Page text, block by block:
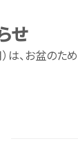
せ
）は、お盆のた